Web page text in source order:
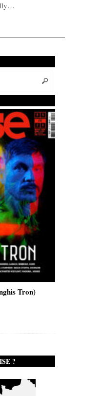
New Noise #80 (Quicksand)
?